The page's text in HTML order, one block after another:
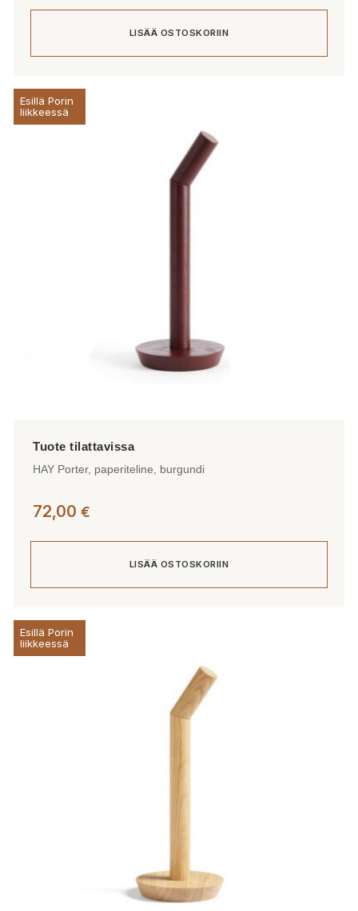
LISÄÄ OSTOSKORIIN
Esillä Porin
liikkeessä
HAY Porter, paperiteline, burgundi
72,00 €
LISÄÄ OSTOSKORIIN
Esillä Porin
liikkeessä